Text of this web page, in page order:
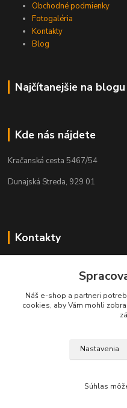
Obchodné podmienky
Fotogaléria
Kontakty
Blog
Najčítanejšie na blogu
Kde nás nájdete
Kračanská cesta 5467/54
Dunajská Streda, 929 01
Kontakty
+421 908
info@kantorstav.sk
Náš e-shop a partneri
cookies, aby Vám mohli
Nastavenia
Súhlas